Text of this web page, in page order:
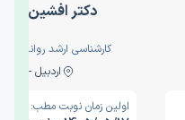
دکتر افشین
کارشناسی ارشد
اردبیل - والی
اولین زمان نوبت مطب: